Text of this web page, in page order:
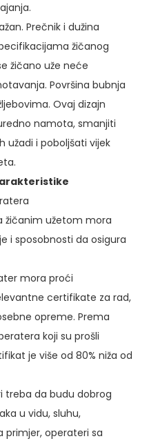
Prečnik i dužina
žičanog
žičano uže neće
Površina bubnja
Ovaj dizajn
namota, smanjiti
užadi i poboljšati vijek
žičanim užetom mora
i sposobnosti da osigura
mora proći
certifikate za rad,
opreme. Prema
koji su prošli
je više od 80% niža od
treba da budu dobrog
u vidu, sluhu,
primjer, operateri sa